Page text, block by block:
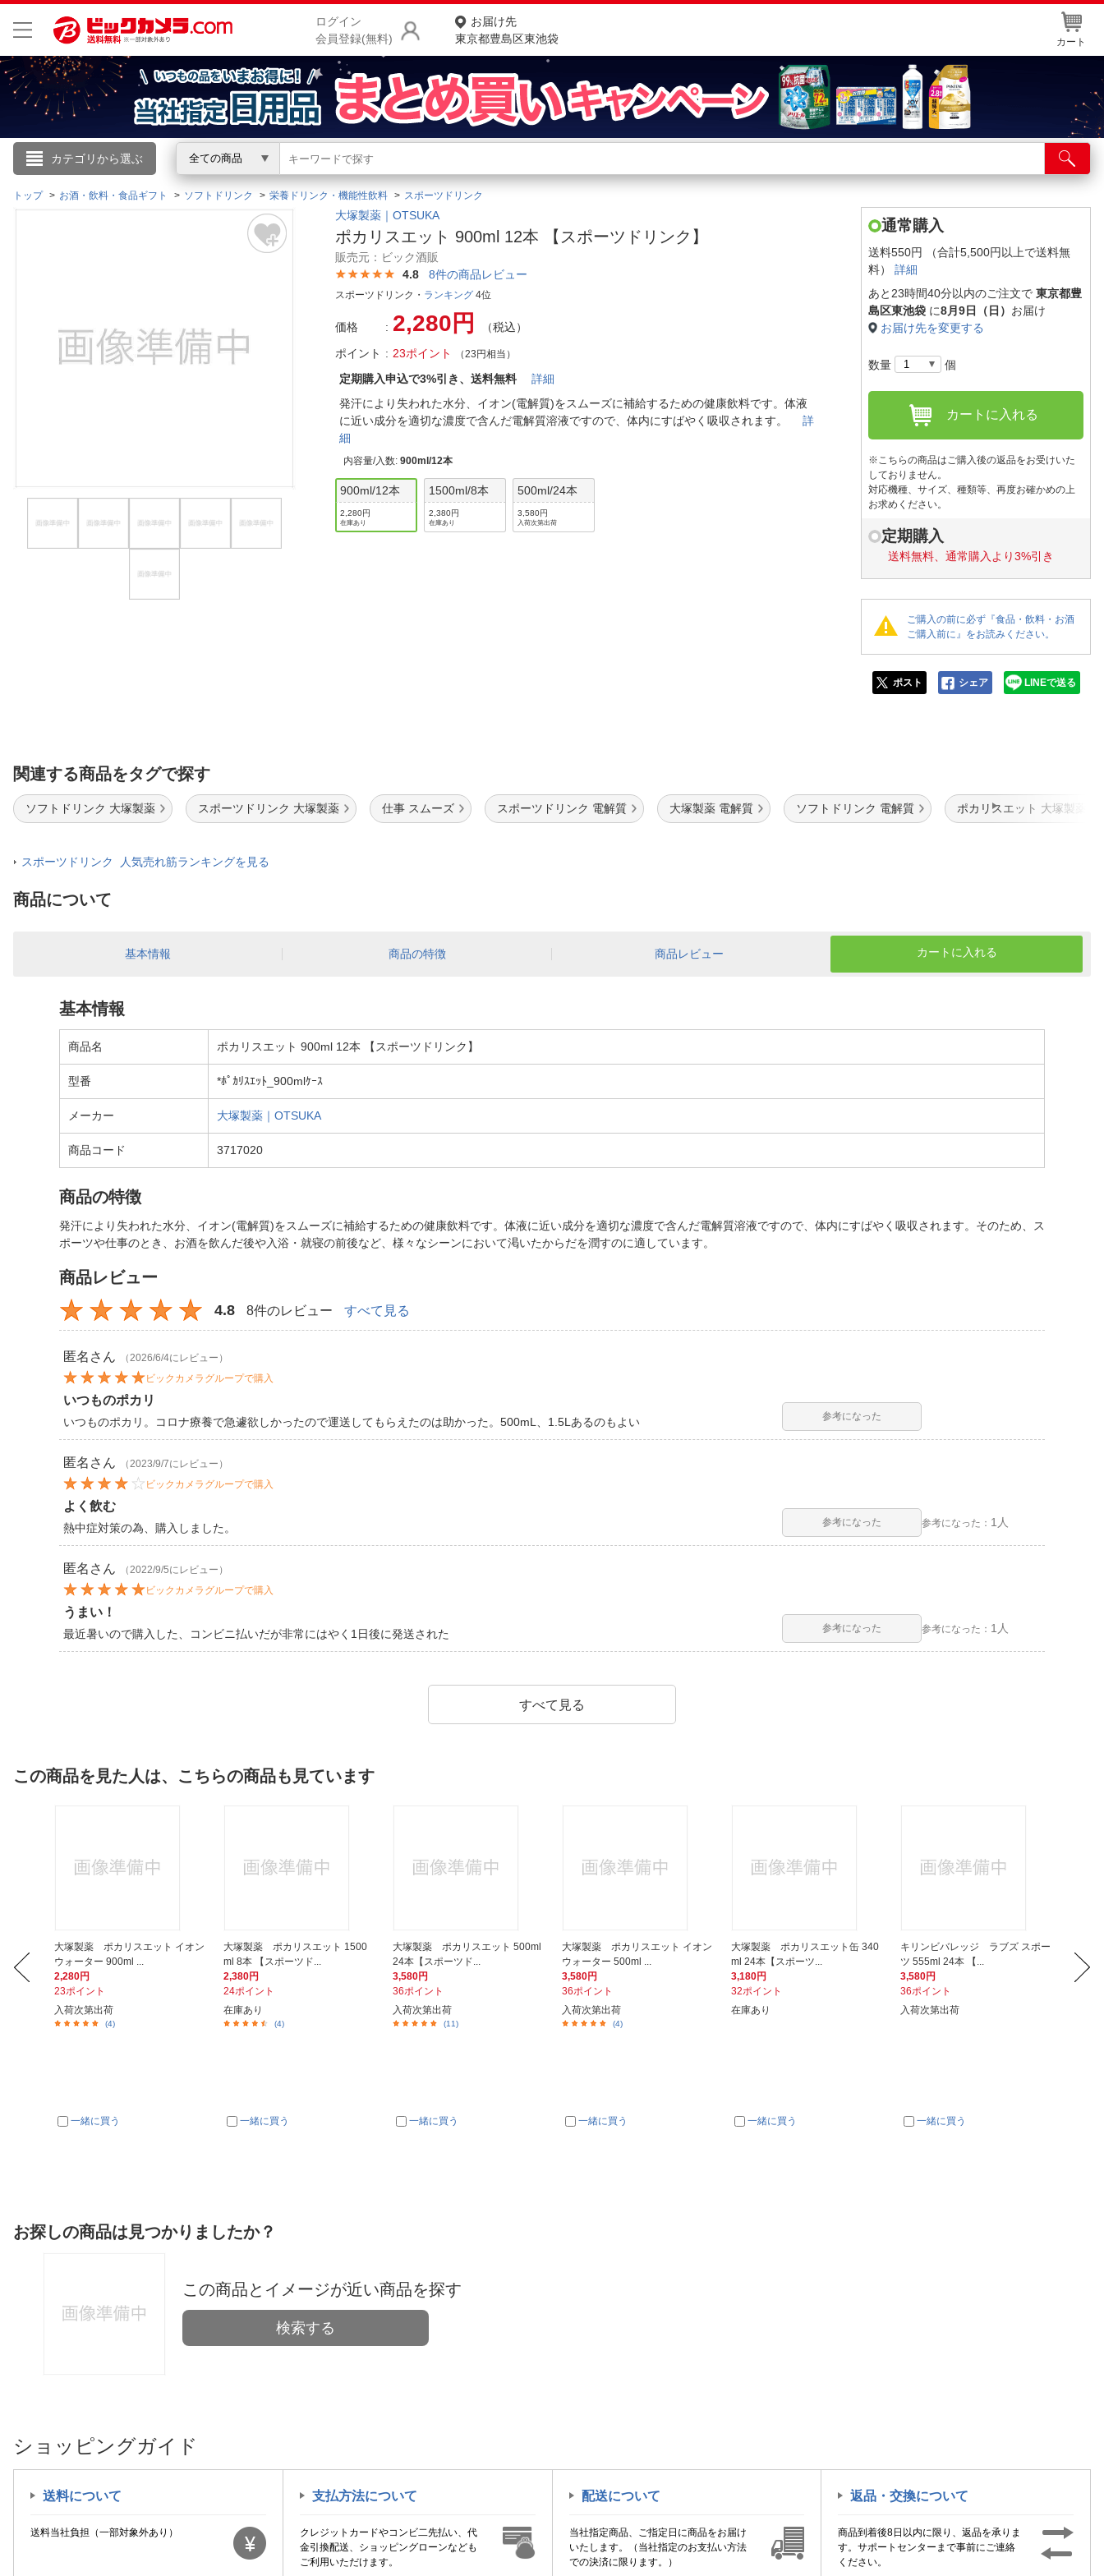
ログイン
会員登録(無料)
お届け先
東京都豊島区東池袋
カート
カテゴリから選ぶ 全ての商品
こんにちは
ログイン
閲覧履歴
商品をさがす
ランキングからさがす
カテゴリ一覧からさがす
ご利用ガイド
よくある質問・お問合せ
ご利用規約
店舗サービス
ネット取り置き
IR情報
トップ お酒・飲料・食品ギフト ソフトドリンク 栄養ドリンク・機能性飲料 スポーツドリンク
大塚製薬｜OTSUKA
ポカリスエット 900ml 12本 【スポーツドリンク】
販売元：ビック酒販
4.8
8件の商品レビュー
スポーツドリンク・ ランキング 4位
価格 2,280円
（税込）
ポイント
23ポイント （23円相当）
定期購入申込で3%引き、送料無料詳細
発汗により失われた水分、イオン(電解質)をスムーズに補給するための健康飲料です。体液
に近い成分を適切な濃度で含んだ電解質溶液ですので、体内にすばやく吸収されます。詳
細
内容量/入数:900ml/12本
900ml/12本
2,280円
在庫あり
1500ml/8本
2,380円
在庫あり
500ml/24本
3,580円
入荷次第出荷
通常購入
送料550円 （合計5,500円以上で送料無
料） 詳細
あと23時間40分以内のご注文で 東京都豊
島区東池袋 に8月9日（日） お届け
お届け先を変更する
数量 個
カートに入れる
※こちらの商品はご購入後の返品をお受けいた
しておりません。
対応機種、サイズ、種類等、再度お確かめの上
お求めください。
定期購入
送料無料、通常購入より3%引き
ご購入の前に必ず『食品・飲料・お酒
ご購入前に』をお読みください。
ポスト シェア LINEで送る
関連する商品をタグで探す
ソフトドリンク 大塚製薬 スポーツドリンク 大塚製薬 仕事 スムーズ スポーツドリンク 電解質 大塚製薬 電解質 ソフトドリンク 電解質 ポカリスエット 大塚製薬
スポーツドリンク 人気売れ筋ランキングを見る
商品について
カートに入れる
基本情報 商品の特徴 商品レビュー
基本情報
商品名 ポカリスエット 900ml 12本 【スポーツドリンク】
型番 *ﾎﾟｶﾘｽｴｯﾄ_900mlｹｰｽ
メーカー 大塚製薬｜OTSUKA
商品コード 3717020
商品の特徴
発汗により失われた水分、イオン(電解質)をスムーズに補給するための健康飲料です。体液に近い成分を適切な濃度で含んだ電解質溶液ですので、体内にすばやく吸収されます。そのため、ス
ポーツや仕事のとき、お酒を飲んだ後や入浴・就寝の前後など、様々なシーンにおいて渇いたからだを潤すのに適しています。
商品レビュー
4.8 8件のレビュー すべて見る
匿名 さん
（2026/6/4にレビュー）
ビックカメラグループで購入
いつものポカリ
いつものポカリ。コロナ療養で急遽欲しかったので運送してもらえたのは助かった。500mL、1.5Lあるのもよい 参考になった
匿名 さん
（2023/9/7にレビュー）
ビックカメラグループで購入
よく飲む
熱中症対策の為、購入しました。 参考になった 参考になった： 1人
匿名 さん
（2022/9/5にレビュー）
ビックカメラグループで購入
うまい！
最近暑いので購入した、コンビニ払いだが非常にはやく1日後に発送された 参考になった 参考になった： 1人
すべて見る
この商品を見た人は、こちらの商品も見ています
大塚製薬 ポカリスエット イオン
ウォーター 900ml ...
2,280円
23ポイント
入荷次第出荷
(4)
一緒に買う
大塚製薬 ポカリスエット 1500
ml 8本 【スポーツド...
2,380円
24ポイント
在庫あり
(4)
一緒に買う
大塚製薬 ポカリスエット 500ml
24本【スポーツド...
3,580円
36ポイント
入荷次第出荷
(11)
一緒に買う
大塚製薬 ポカリスエット イオン
ウォーター 500ml ...
3,580円
36ポイント
入荷次第出荷
(4)
一緒に買う
大塚製薬 ポカリスエット缶 340
ml 24本【スポーツ...
3,180円
32ポイント
在庫あり
一緒に買う
キリンビバレッジ ラブズ スポー
ツ 555ml 24本 【...
3,580円
36ポイント
入荷次第出荷
一緒に買う
ツ
2,380円
お探しの商品は見つかりましたか？
この商品とイメージが近い商品を探す
検索する
ショッピングガイド
送料について
送料当社負担（一部対象外あり）
支払方法について
クレジットカードやコンビ二先払い、代
金引換配送、ショッピングローンなども
ご利用いただけます。
配送について
当社指定商品、ご指定日に商品をお届け
いたします。（当社指定のお支払い方法
での決済に限ります。）
返品・交換について
商品到着後8日以内に限り、返品を承りま
す。サポートセンターまで事前にご連絡
ください。